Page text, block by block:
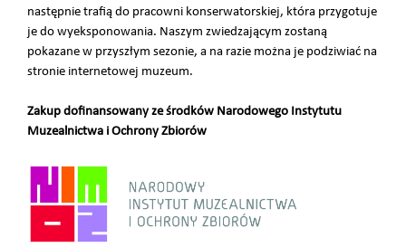
następnie trafią do pracowni konserwatorskiej, która przygotuje
je do wyeksponowania. Naszym zwiedzającym zostaną
pokazane w przyszłym sezonie, a na razie można je podziwiać na
stronie internetowej muzeum.
Zakup dofinansowany ze środków Narodowego Instytutu
Muzealnictwa i Ochrony Zbiorów